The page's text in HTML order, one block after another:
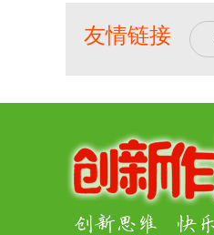
友情链接